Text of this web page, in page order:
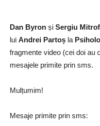
Dan Byron și Sergiu
lui Andrei Partoș la
fragmente video (cei doi au
mesajele primite prin sms.
Mulțumim!
Mesaje primite prin sms: